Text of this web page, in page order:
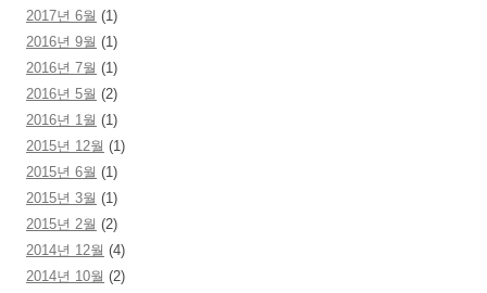
2017년 6월 (1)
2016년 9월 (1)
2016년 7월 (1)
2016년 5월 (2)
2016년 1월 (1)
2015년 12월 (1)
2015년 6월 (1)
2015년 3월 (1)
2015년 2월 (2)
2014년 12월 (4)
2014년 10월 (2)